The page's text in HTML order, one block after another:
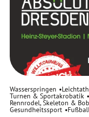
Wasserspringen
Turnen & Sportakrobatik
Rennrodel, Skeleton &
Gesundheitssport